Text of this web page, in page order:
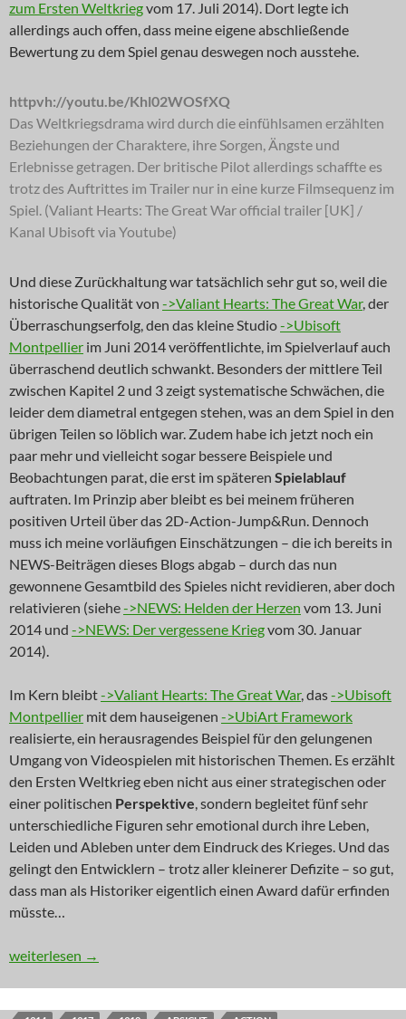
zum Ersten Weltkriegvom 17. Juli 2014). Dort legte ich
allerdings auch offen, dass meine eigene abschließende
Bewertung zu dem Spiel genau deswegen noch ausstehe.
httpvh://youtu.be/Khl02WOSfXQ
Das Weltkriegsdrama wird durch die einfühlsamen erzählten
Beziehungen der Charaktere, ihre Sorgen, Ängste und
Erlebnisse getragen. Der britische Pilot allerdings schaffte es
trotz des Auftrittes im Trailer nur in eine kurze Filmsequenz im
Spiel. (Valiant Hearts: The Great War official trailer [UK] /
Kanal Ubisoft via Youtube)
Und diese Zurückhaltung war tatsächlich sehr gut so, weil die
historische Qualität von ->Valiant Hearts: The Great War, der
Überraschungserfolg, den das kleine Studio->Ubisoft
Montpellier im Juni 2014 veröffentlichte, im Spielverlauf auch
überraschend deutlich schwankt. Besonders der mittlere Teil
zwischen Kapitel 2 und 3 zeigt systematische Schwächen, die
leider dem diametral entgegen stehen, was an dem Spiel in den
übrigen Teilen so löblich war. Zudem habe ich jetzt noch ein
paar mehr und vielleicht sogar bessere Beispiele und
Beobachtungen parat, die erst im späteren Spielablauf
auftraten. Im Prinzip aber bleibt es bei meinem früheren
positiven Urteil über das 2D-Action-Jump&Run. Dennoch
muss ich meine vorläufigen Einschätzungen – die ich bereits in
NEWS-Beiträgen dieses Blogs abgab – durch das nun
gewonnene Gesamtbild des Spieles nicht revidieren, aber doch
relativieren (siehe->NEWS: Helden der Herzen vom 13. Juni
2014 und ->NEWS: Der vergessene Kriegvom 30. Januar
2014).
Im Kern bleibt->Valiant Hearts: The Great War, das->Ubisoft
Montpellier mit dem hauseigenen ->UbiArt Framework
realisierte, ein herausragendes Beispiel für den gelungenen
Umgang von Videospielen mit historischen Themen. Es erzählt
den Ersten Weltkrieg eben nicht aus einer strategischen oder
einer politischen Perspektive, sondern begleitet fünf sehr
unterschiedliche Figuren sehr emotional durch ihre Leben,
Leiden und Ableben unter dem Eindruck des Krieges. Und das
gelingt den Entwicklern – trotz aller kleinerer Defizite – so gut,
dass man als Historiker eigentlich einen Award dafür erfinden
müsste…
INNOVATION: Zersiebt, verlobt, verheiratet
weiterlesen →